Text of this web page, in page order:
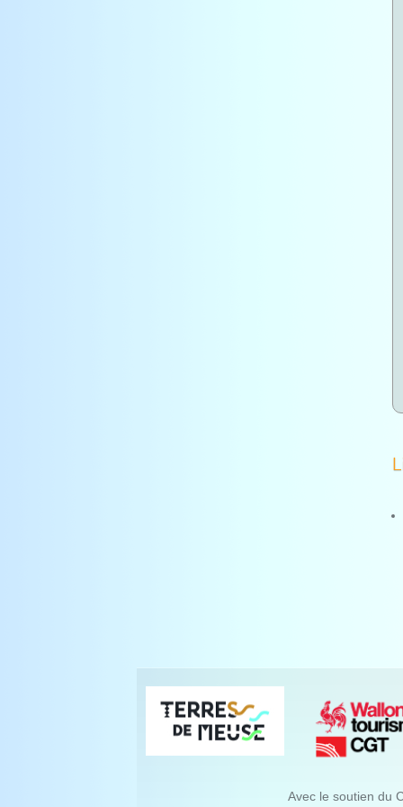
Avec le soutien du